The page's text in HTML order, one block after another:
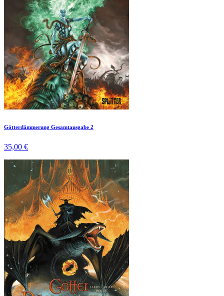
Götterdämmerung Gesamtausgabe 2
35,00 €